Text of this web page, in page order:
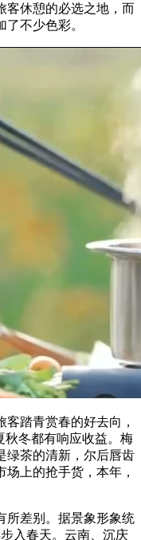
客休憩的必选之地，而
不少色彩。
踏青赏春的好去向，
秋冬都有响应收益。梅
绿茶的清新，尔后唇齿
上的抢手货，本年，
差别。据景象形象统
入春天。云南、沉庆